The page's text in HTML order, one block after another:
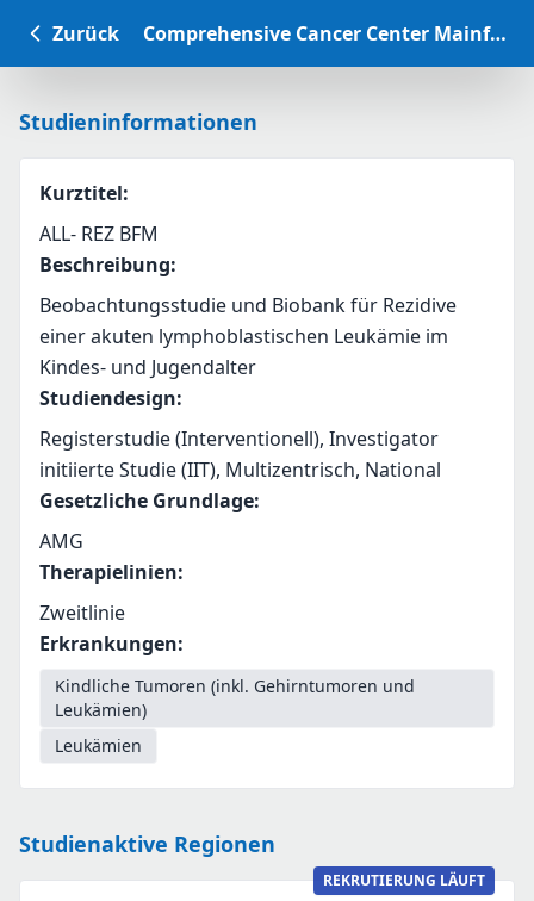
Zurück Comprehensive Cancer Center Mainfranken Studiendatenbank
Studieninformationen
Kurztitel:
ALL- REZ BFM
Beschreibung:
Beobachtungsstudie und Biobank für Rezidive
einer akuten lymphoblastischen Leukämie im
Kindes- und Jugendalter
Studiendesign:
Registerstudie (Interventionell), Investigator
initiierte Studie (IIT), Multizentrisch, National
Gesetzliche Grundlage:
AMG
Therapielinien:
Zweitlinie
Erkrankungen:
Kindliche Tumoren (inkl. Gehirntumoren und
Leukämien)
Leukämien
Studienaktive Regionen
REKRUTIERUNG LÄUFT